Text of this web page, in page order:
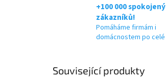
+100 000
zákazníků!
Pomáháme firmám i
domácnostem po celé
Související produkty